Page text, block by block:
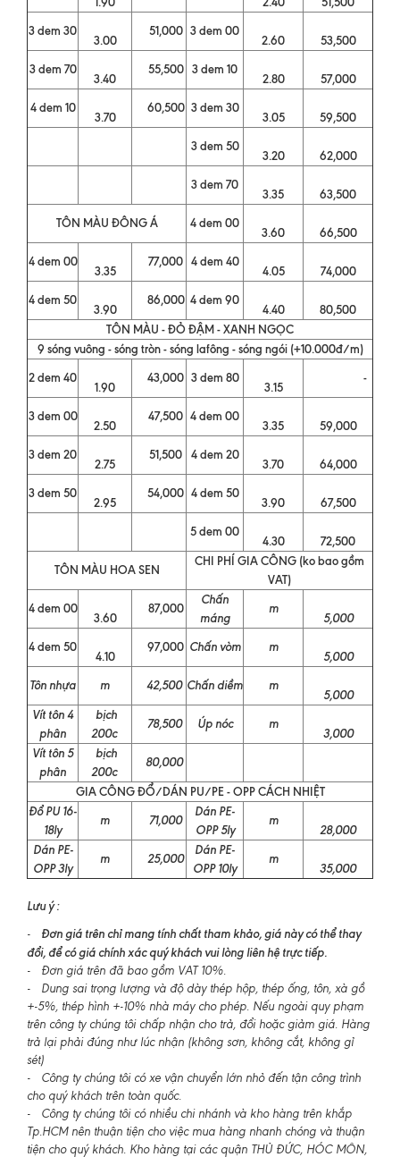
3 dem 30
3.00
51,000 3 dem 00
2.60
53,500
3 dem 70
3.40
55,500 3 dem 10
2.80
57,000
4 dem 10
3.70
60,500 3 dem 30
3.05
59,500
3 dem 50
3.20
62,000
3 dem 70
3.35
63,500
TÔN MÀU ĐÔNG Á
4 dem 00
3.60
66,500
4 dem 00
3.35
77,000 4 dem 40
4.05
74,000
4 dem 50
3.90
86,000 4 dem 90
4.40
80,500
TÔN MÀU - ĐỎ ĐẬM - XANH NGỌC
9 sóng vuông - sóng tròn - sóng lafông - sóng ngói (+10.000đ/m)
2 dem 40
1.90
43,000 3 dem 80
3.15
-
3 dem 00
2.50
47,500 4 dem 00
3.35
59,000
3 dem 20
2.75
51,500 4 dem 20
3.70
64,000
3 dem 50
2.95
54,000 4 dem 50
3.90
67,500
5 dem 00
4.30
72,500
TÔN MÀU HOA SEN
CHI PHÍ GIA CÔNG (ko bao gồm
VAT)
4 dem 00
3.60
87,000
Chấn
máng
m
5,000
4 dem 50
4.10
97,000 Chấn vòm m
5,000
Tôn nhựa
m 42,500 Chấn diềm m
5,000
Vít tôn 4
phân
bịch
200c
78,500 Úp nóc m
3,000
Vít tôn 5
phân
bịch
200c
80,000
GIA CÔNG ĐỔ/DÁN PU/PE - OPP CÁCH NHIỆT
Đổ PU 16-
18ly
m 71,000
Dán PE-
OPP 5ly
m
28,000
Dán PE-
OPP 3ly
m 25,000
Dán PE-
OPP 10ly
m
35,000
Lưu ý :
- Đơn giá trên chỉ mang tính chất tham khảo, giá này có thể thay
đổi, để có giá chính xác quý khách vui lòng liên hệ trực tiếp.
- Đơn giá trên đã bao gồm VAT 10%.
- Dung sai trọng lượng và độ dày thép hộp, thép ống, tôn, xà gồ
+-5%, thép hình +-10% nhà máy cho phép. Nếu ngoài quy phạm
trên công ty chúng tôi chấp nhận cho trả, đổi hoặc giảm giá. Hàng
trả lại phải đúng như lúc nhận (không sơn, không cắt, không gỉ
sét)
- Công ty chúng tôi có xe vận chuyển lớn nhỏ đến tận công trình
cho quý khách trên toàn quốc.
- Công ty chúng tôi có nhiều chi nhánh và kho hàng trên khắp
Tp.HCM nên thuận tiện cho việc mua hàng nhanh chóng và thuận
tiện cho quý khách. Kho hàng tại các quận THỦ ĐỨC, HÓC MÔN,